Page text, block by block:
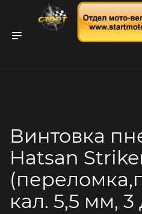
Винтовка
Hatsan
кал. 5,5 мм,